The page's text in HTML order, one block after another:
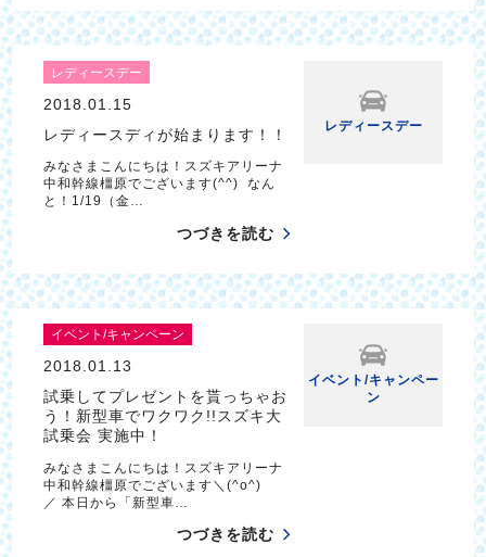
レディースデー
2018.01.15
レディースディが始まります！！
みなさまこんにちは！スズキアリーナ
中和幹線橿原でございます(^^) なん
と！1/19（金…
つづきを読む
レディースデー
イベント/キャンペーン
2018.01.13
試乗してプレゼントを貰っちゃお
う！新型車でワクワク!!スズキ大
試乗会 実施中！
みなさまこんにちは！スズキアリーナ
中和幹線橿原でございます＼(^o^)
／ 本日から「新型車…
つづきを読む
イベント/キャンペー
ン